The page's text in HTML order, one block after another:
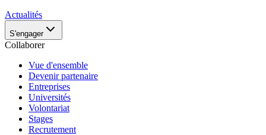
Actualités
S'engager
Collaborer
Vue d'ensemble
Devenir partenaire
Entreprises
Universités
Volontariat
Stages
Recrutement